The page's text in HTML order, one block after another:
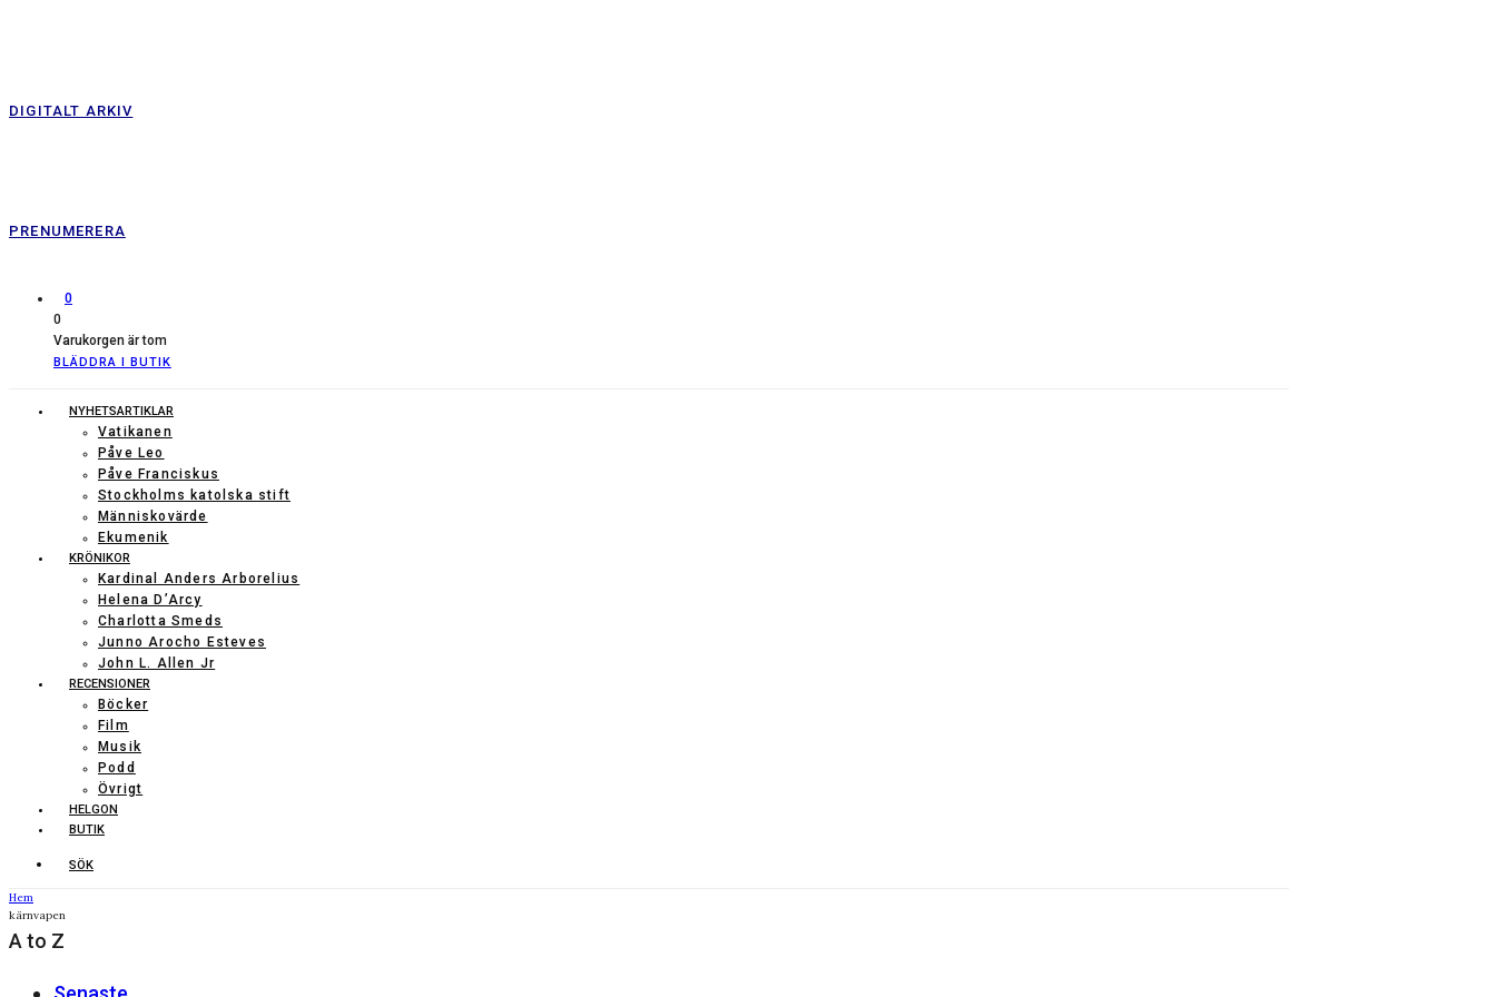
DIGITALT ARKIV
PRENUMERERA
0
0
Varukorgen är tom
BLÄDDRA I BUTIK
NYHETSARTIKLAR
Vatikanen
Påve Leo
Påve Franciskus
Stockholms katolska stift
Människovärde
Ekumenik
KRÖNIKOR
Kardinal Anders Arborelius
Helena D’Arcy
Charlotta Smeds
Junno Arocho Esteves
John L. Allen Jr
RECENSIONER
Böcker
Film
Musik
Podd
Övrigt
HELGON
BUTIK
SÖK
Hem
kärnvapen
A to Z